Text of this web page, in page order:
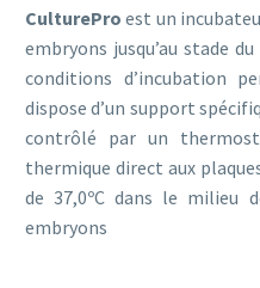
CulturePro est un
embryons jusqu’au stade
conditions d’incubation
dispose d’un support
contrôlé par un
thermique direct aux
de 37,0ºC dans le milieu
embryons